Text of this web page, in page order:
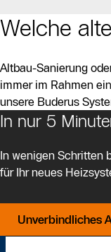
Welche
Altbau-Sanierung
immer im Rahmen
unsere Buderus
In nur 5
In wenigen Schritten
für Ihr neues
Unverbindliches